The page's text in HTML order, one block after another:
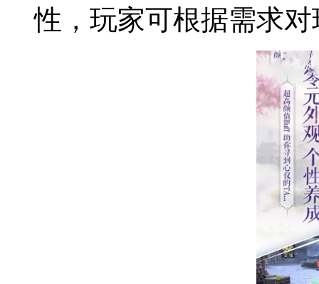
性，玩家可根据需求